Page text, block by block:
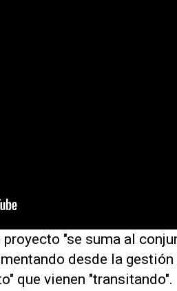
"se suma al
desde la
que vienen "transitando".